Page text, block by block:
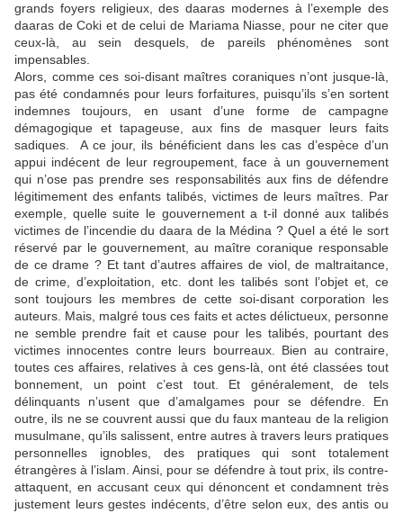
grands foyers religieux, des daaras modernes à l’exemple des
daaras de Coki et de celui de Mariama Niasse, pour ne citer que
ceux-là, au sein desquels, de pareils phénomènes sont
impensables.
Alors, comme ces soi-disant maîtres coraniques n’ont jusque-là,
pas été condamnés pour leurs forfaitures, puisqu’ils s’en sortent
indemnes toujours, en usant d’une forme de campagne
démagogique et tapageuse, aux fins de masquer leurs faits
sadiques. A ce jour, ils bénéficient dans les cas d’espèce d’un
appui indécent de leur regroupement, face à un gouvernement
qui n’ose pas prendre ses responsabilités aux fins de défendre
légitimement des enfants talibés, victimes de leurs maîtres. Par
exemple, quelle suite le gouvernement a t-il donné aux talibés
victimes de l’incendie du daara de la Médina ? Quel a été le sort
réservé par le gouvernement, au maître coranique responsable
de ce drame ? Et tant d’autres affaires de viol, de maltraitance,
de crime, d’exploitation, etc. dont les talibés sont l’objet et, ce
sont toujours les membres de cette soi-disant corporation les
auteurs. Mais, malgré tous ces faits et actes délictueux, personne
ne semble prendre fait et cause pour les talibés, pourtant des
victimes innocentes contre leurs bourreaux. Bien au contraire,
toutes ces affaires, relatives à ces gens-là, ont été classées tout
bonnement, un point c’est tout. Et généralement, de tels
délinquants n’usent que d’amalgames pour se défendre. En
outre, ils ne se couvrent aussi que du faux manteau de la religion
musulmane, qu’ils salissent, entre autres à travers leurs pratiques
personnelles ignobles, des pratiques qui sont totalement
étrangères à l’islam. Ainsi, pour se défendre à tout prix, ils contre-
attaquent, en accusant ceux qui dénoncent et condamnent très
justement leurs gestes indécents, d’être selon eux, des antis ou